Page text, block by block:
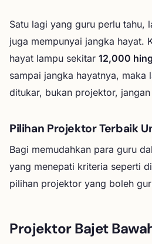
Satu lagi yang guru perlu tahu,
juga mempunyai jangka hayat.
hayat lampu sekitar 12,000
sampai jangka hayatnya, maka
ditukar, bukan projektor, jangan
Pilihan Projektor Terbaik
Bagi memudahkan para guru
yang menepati kriteria seperti
pilihan projektor yang boleh
Projektor Bajet